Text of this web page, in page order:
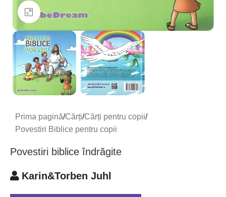
Mărește imaginea
Prima pagină/Cărți/Cărți pentru copii/
Povestiri Biblice pentru copii
Povestiri biblice îndrăgite
Karin&Torben Juhl